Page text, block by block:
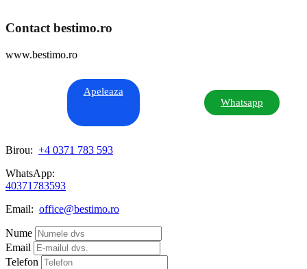
Contact bestimo.ro
www.bestimo.ro
Apeleaza
Whatsapp
Birou: +4 0371 783 593
WhatsApp:
40371783593
Email: office@bestimo.ro
Nume
Email
Telefon